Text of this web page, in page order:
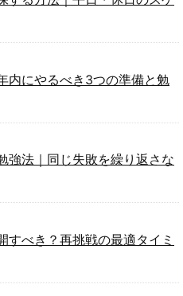
内にやるべき3つの準備と勉
強法｜同じ失敗を繰り返さな
すべき？再挑戦の最適タイミ